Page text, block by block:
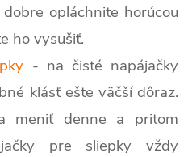
opláchnite horúcou
ho vysušiť.
- na čisté napájačky
klásť ešte väčší dôraz.
meniť denne a pritom
pre sliepky vždy